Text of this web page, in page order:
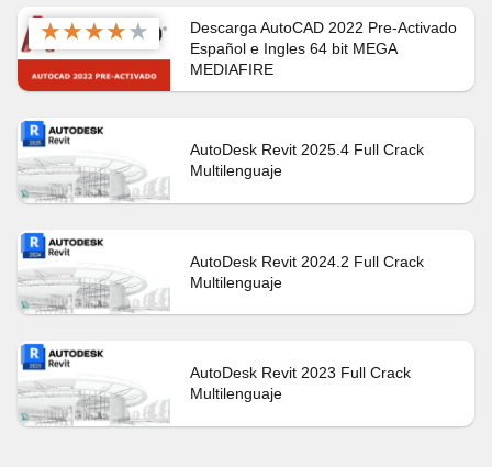
★★★★★
Descarga AutoCAD 2022 Pre-Activado
Español e Ingles 64 bit MEGA
MEDIAFIRE
AutoDesk Revit 2025.4 Full Crack
Multilenguaje
AutoDesk Revit 2024.2 Full Crack
Multilenguaje
AutoDesk Revit 2023 Full Crack
Multilenguaje